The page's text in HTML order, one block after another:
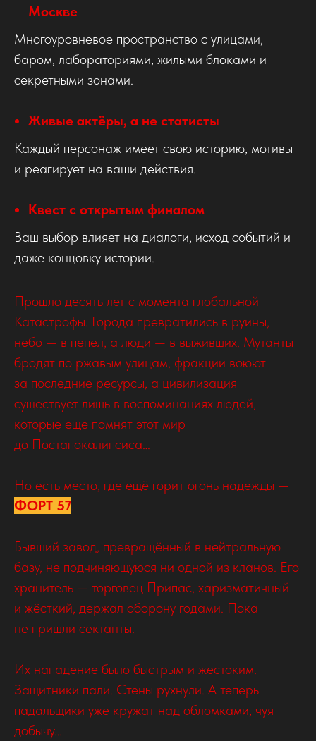
Москве
Многоуровневое пространство с улицами,
баром, лабораториями, жилыми блоками и
секретными зонами.
Живые актёры, а не статисты
Каждый персонаж имеет свою историю, мотивы
и реагирует на ваши действия.
Квест с открытым финалом
Ваш выбор влияет на диалоги, исход событий и
даже концовку истории.
Прошло десять лет с момента глобальной
Катастрофы. Города превратились в руины,
небо — в пепел, а люди — в выживших. Мутанты
бродят по ржавым улицам, фракции воюют
за последние ресурсы, а цивилизация
существует лишь в воспоминаниях людей,
которые еще помнят этот мир
до Постапокалипсиса…
Но есть место, где ещё горит огонь надежды —
ФОРТ 57.
Бывший завод, превращённый в нейтральную
базу, не подчиняющуюся ни одной из кланов. Его
хранитель — торговец Припас, харизматичный
и жёсткий, держал оборону годами. Пока
не пришли сектанты.
Их нападение было быстрым и жестоким.
Защитники пали. Стены рухнули. А теперь
падальщики уже кружат над обломками, чуя
добычу…